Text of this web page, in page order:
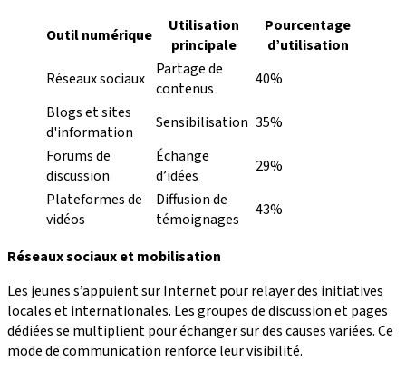
Outil numérique
Utilisation
principale
Pourcentage
d’utilisation
Réseaux sociaux Partage de
contenus
40%
Blogs et sites
d'information
Sensibilisation 35%
Forums de
discussion
Échange
d’idées
29%
Plateformes de
vidéos
Diffusion de
témoignages
43%
Réseaux sociaux et mobilisation
Les jeunes s’appuient sur Internet pour relayer des initiatives
locales et internationales. Les groupes de discussion et pages
dédiées se multiplient pour échanger sur des causes variées. Ce
mode de communication renforce leur visibilité.